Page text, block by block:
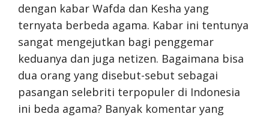
dengan kabar Wafda dan Kesha yang
ternyata berbeda agama. Kabar ini tentunya
sangat mengejutkan bagi penggemar
keduanya dan juga netizen. Bagaimana bisa
dua orang yang disebut-sebut sebagai
pasangan selebriti terpopuler di Indonesia
ini beda agama? Banyak komentar yang